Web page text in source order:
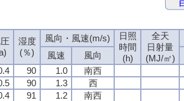
湿度
(％)
風向・風速(m/s)
日照
時間
(h)
全天
日射量
(MJ/㎡)
風速 風向
90 1.0 南西
90 1.3 西
91 1.2 南西